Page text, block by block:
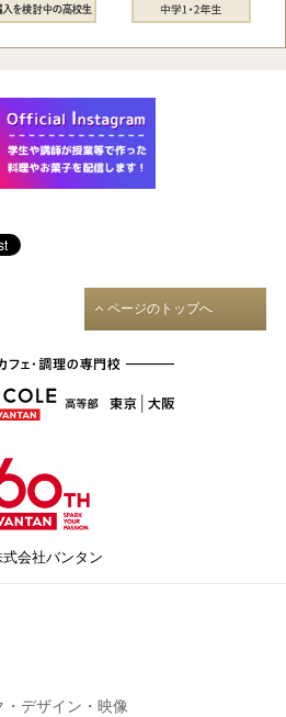
ページのトップへ
会社バンタン
デザイン・映像